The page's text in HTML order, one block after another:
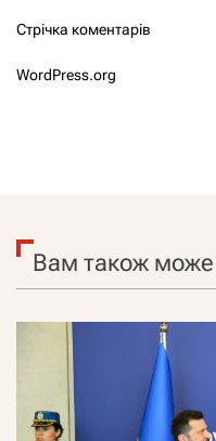
Стрічка коментарів
WordPress.org
Вам також може